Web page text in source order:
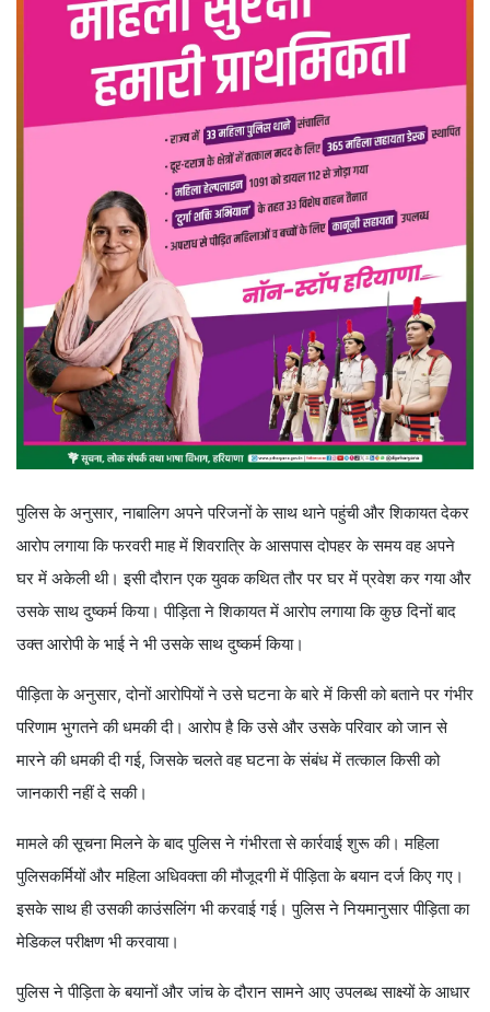
पुलिस के अनुसार, नाबालिग अपने परिजनों के साथ थाने पहुंची और शिकायत देकर
आरोप लगाया कि फरवरी माह में शिवरात्रि के आसपास दोपहर के समय वह अपने
घर में अकेली थी। इसी दौरान एक युवक कथित तौर पर घर में प्रवेश कर गया और
उसके साथ दुष्कर्म किया। पीड़िता ने शिकायत में आरोप लगाया कि कुछ दिनों बाद
उक्त आरोपी के भाई ने भी उसके साथ दुष्कर्म किया।
पीड़िता के अनुसार, दोनों आरोपियों ने उसे घटना के बारे में किसी को बताने पर गंभीर
परिणाम भुगतने की धमकी दी। आरोप है कि उसे और उसके परिवार को जान से
मारने की धमकी दी गई, जिसके चलते वह घटना के संबंध में तत्काल किसी को
जानकारी नहीं दे सकी।
मामले की सूचना मिलने के बाद पुलिस ने गंभीरता से कार्रवाई शुरू की। महिला
पुलिसकर्मियों और महिला अधिवक्ता की मौजूदगी में पीड़िता के बयान दर्ज किए गए।
इसके साथ ही उसकी काउंसलिंग भी करवाई गई। पुलिस ने नियमानुसार पीड़िता का
मेडिकल परीक्षण भी करवाया।
पुलिस ने पीड़िता के बयानों और जांच के दौरान सामने आए उपलब्ध साक्ष्यों के आधार